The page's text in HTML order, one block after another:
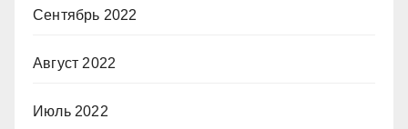
Сентябрь 2022
Август 2022
Июль 2022